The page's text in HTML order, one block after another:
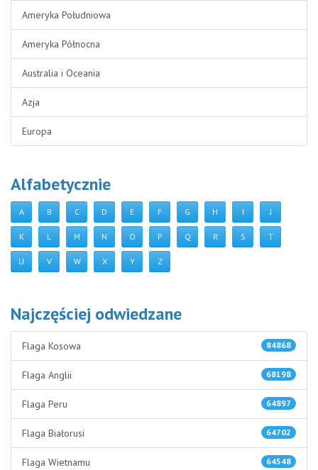
Ameryka Południowa
Ameryka Północna
Australia i Oceania
Azja
Europa
Alfabetycznie
A B C D E F G H I J
K L M N O P Q R S T
U V W X Y Z
Najczęściej odwiedzane
84868
Flaga Kosowa
68198
Flaga Anglii
64897
Flaga Peru
64702
Flaga Białorusi
64548
Flaga Wietnamu